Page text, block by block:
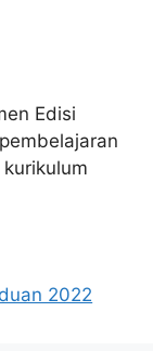
Edisi
2022